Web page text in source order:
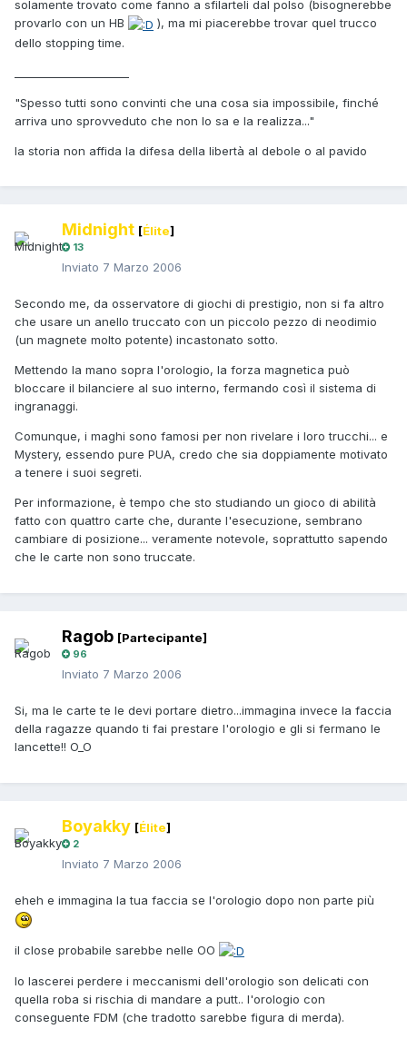
solamente trovato come fanno a sfilarteli dal polso (bisognerebbe
provarlo con un HB
), ma mi piacerebbe trovar quel trucco
dello stopping time.
"Spesso tutti sono convinti che una cosa sia impossibile, finché
arriva uno sprovveduto che non lo sa e la realizza..."
la storia non affida la difesa della libertà al debole o al pavido
Midnight [Élite]
13
Inviato 7 Marzo 2006
Secondo me, da osservatore di giochi di prestigio, non si fa altro
che usare un anello truccato con un piccolo pezzo di neodimio
(un magnete molto potente) incastonato sotto.
Mettendo la mano sopra l'orologio, la forza magnetica può
bloccare il bilanciere al suo interno, fermando così il sistema di
ingranaggi.
Comunque, i maghi sono famosi per non rivelare i loro trucchi... e
Mystery, essendo pure PUA, credo che sia doppiamente motivato
a tenere i suoi segreti.
Per informazione, è tempo che sto studiando un gioco di abilità
fatto con quattro carte che, durante l'esecuzione, sembrano
cambiare di posizione... veramente notevole, soprattutto sapendo
che le carte non sono truccate.
Ragob [Partecipante]
96
Inviato 7 Marzo 2006
Si, ma le carte te le devi portare dietro...immagina invece la faccia
della ragazze quando ti fai prestare l'orologio e gli si fermano le
lancette!! O_O
Boyakky [Élite]
2
Inviato 7 Marzo 2006
eheh e immagina la tua faccia se l'orologio dopo non parte più
il close probabile sarebbe nelle OO
Io lascerei perdere i meccanismi dell'orologio son delicati con
quella roba si rischia di mandare a putt.. l'orologio con
conseguente FDM (che tradotto sarebbe figura di merda).